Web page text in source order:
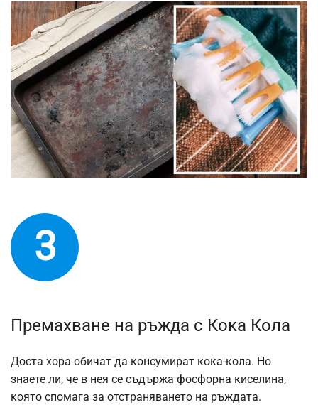
3
Премахване на ръжда с Кока Кола
Доста хора обичат да консумират кока-кола. Но
знаете ли, че в нея се съдържа фосфорна киселина,
която спомага за отстраняването на ръждата.